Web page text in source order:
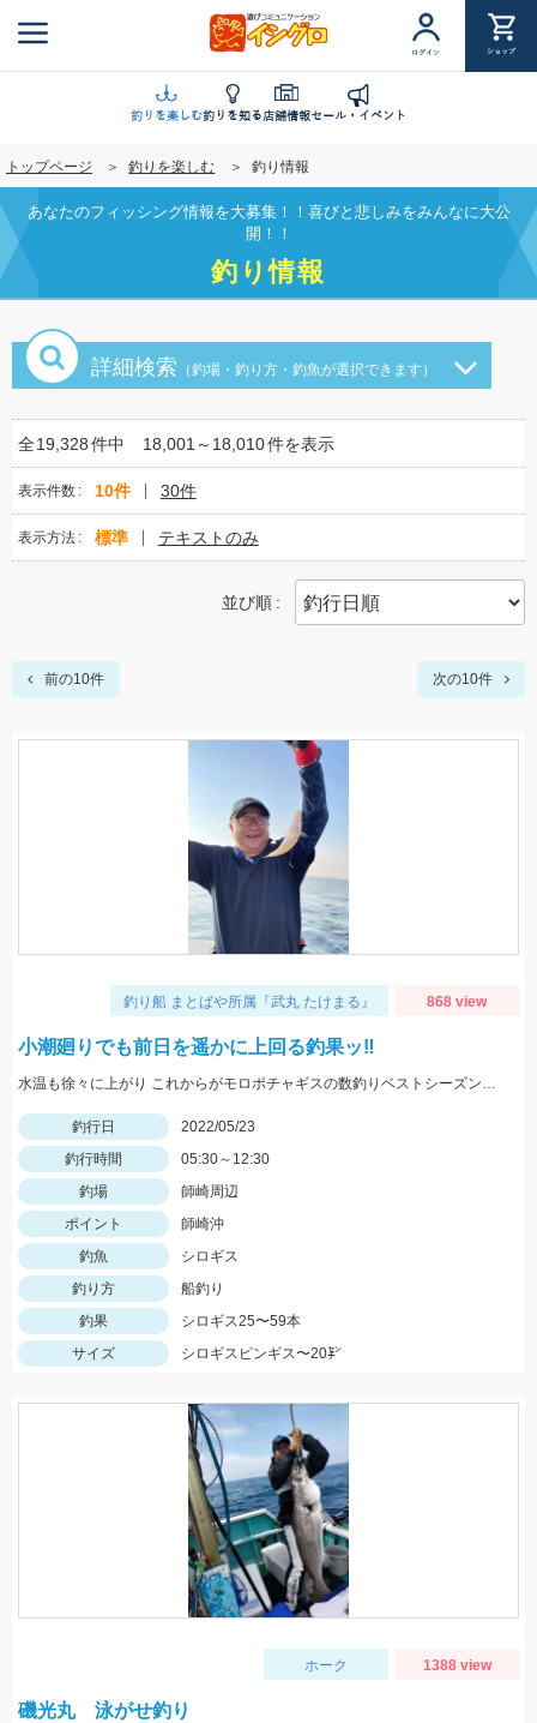
ン
に
移
動
ログイン ショップ
釣りを楽しむ釣りを知る店舗情報セール・イベント
トップページ 釣りを楽しむ 釣り情報
あなたのフィッシング情報を大募集！！喜びと悲しみをみんなに大公
開！！
釣り情報
詳細検索 （釣場・釣り方・釣魚が選択できます）
全19,328件中 18,001～18,010件を表示
表示件数 10件 30件
表示方法 標準 テキストのみ
並び順
前の10件 次の10件
釣り船 まとばや所属『武丸 たけまる』 868 view
小潮廻りでも前日を遥かに上回る釣果ッ‼︎
水温も徐々に上がり これからがモロポチャギスの数釣りベストシーズンインですよッ(・∀・)b
釣行日
2022/05/23
釣行時間
05:30～12:30
釣場
師崎周辺
ポイント
師崎沖
釣魚
シロギス
釣り方
船釣り
釣果
シロギス25〜59本
サイズ
シロギスピンギス〜20㌢
ホーク 1388 view
磯光丸 泳がせ釣り